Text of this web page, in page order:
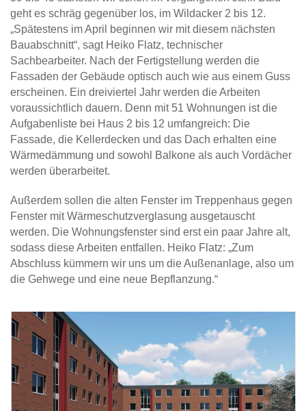
geht es schräg gegenüber los, im Wildacker 2 bis 12.
„Spätestens im April beginnen wir mit diesem nächsten
Bauabschnitt“, sagt Heiko Flatz, technischer
Sachbearbeiter. Nach der Fertigstellung werden die
Fassaden der Gebäude optisch auch wie aus einem Guss
erscheinen. Ein dreiviertel Jahr werden die Arbeiten
voraussichtlich dauern. Denn mit 51 Wohnungen ist die
Aufgabenliste bei Haus 2 bis 12 umfangreich: Die
Fassade, die Kellerdecken und das Dach erhalten eine
Wärmedämmung und sowohl Balkone als auch Vordächer
werden überarbeitet.
Außerdem sollen die alten Fenster im Treppenhaus gegen
Fenster mit Wärmeschutzverglasung ausgetauscht
werden. Die Wohnungsfenster sind erst ein paar Jahre alt,
sodass diese Arbeiten entfallen. Heiko Flatz: „Zum
Abschluss kümmern wir uns um die Außenanlage, also um
die Gehwege und eine neue Bepflanzung.“